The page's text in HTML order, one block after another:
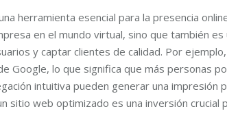
herramienta esencial para la presencia
en el mundo virtual, sino que también
y captar clientes de calidad. Por
lo que significa que más personas
intuitiva pueden generar una impresión
sitio web optimizado es una inversión crucial